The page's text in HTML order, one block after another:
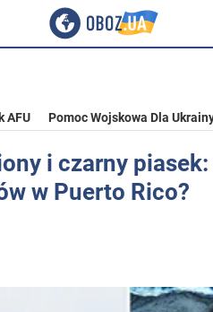
AFU Pomoc Wojskowa Dla
i czarny
w Puerto Rico?